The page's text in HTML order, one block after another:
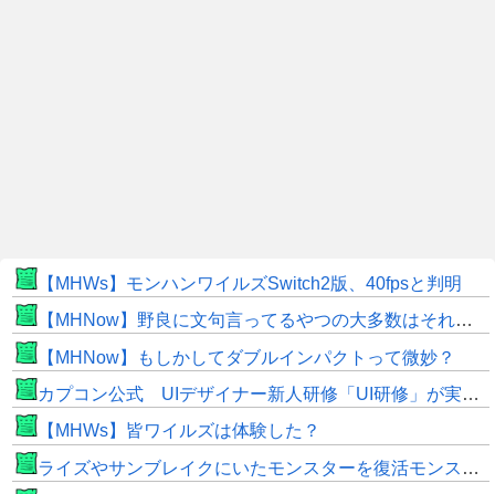
【MHWs】モンハンワイルズSwitch2版、40fpsと判明
【MHNow】野良に文句言ってるやつの大多数はそれしてないだけの雑魚だから聞く耳持つだけムダよ
【MHNow】もしかしてダブルインパクトって微妙？
カプコン公式 UIデザイナー新人研修「UI研修」が実装まで進みました！
【MHWs】皆ワイルズは体験した？
ライズやサンブレイクにいたモンスターを復活モンスターと呼ぶのはやめよう